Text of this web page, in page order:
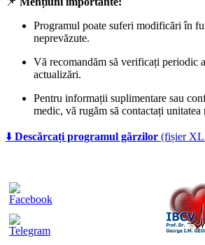
Programul poate suferi modificări în
neprevăzute.
Vă recomandăm să verificați periodic
actualizări.
Pentru informații suplimentare sau
medic, vă rugăm să contactați unitatea
⬇️ Descărcați programul gărzilor (fișier